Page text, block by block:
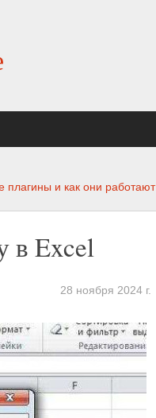
плагины и как они работают
в Excel
28 ноября 2024 г.